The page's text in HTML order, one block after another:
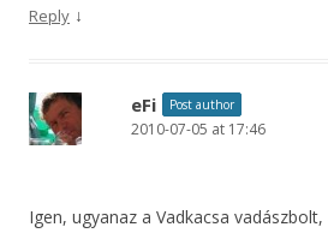
Reply ↓
eFi Post author
2010-07-05 at 17:46
Igen, ugyanaz a Vadkacsa